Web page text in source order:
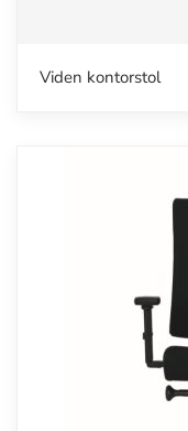
Viden kontorstol